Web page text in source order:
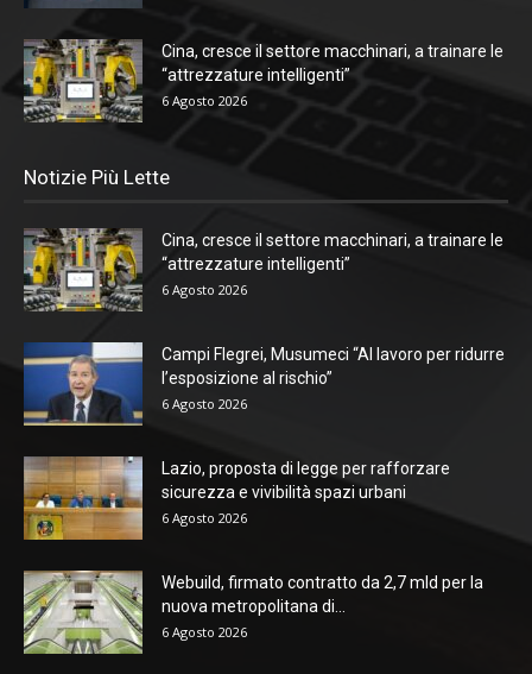
Cina, cresce il settore macchinari, a trainare le
“attrezzature intelligenti”
6 Agosto 2026
Notizie Più Lette
Cina, cresce il settore macchinari, a trainare le
“attrezzature intelligenti”
6 Agosto 2026
Campi Flegrei, Musumeci “Al lavoro per ridurre
l’esposizione al rischio”
6 Agosto 2026
Lazio, proposta di legge per rafforzare
sicurezza e vivibilità spazi urbani
6 Agosto 2026
Webuild, firmato contratto da 2,7 mld per la
nuova metropolitana di...
6 Agosto 2026